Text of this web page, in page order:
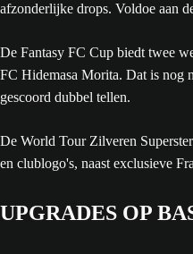
afzonderlijke drops. Voldoe aan
De Fantasy FC Cup biedt twee
FC Hidemasa Morita. Dat is nog
gescoord dubbel tellen.
De World Tour Zilveren
en clublogo's, naast exclusieve
UPGRADES OP